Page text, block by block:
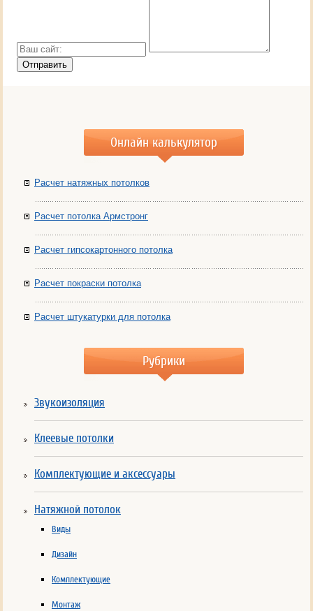
Онлайн калькулятор
Расчет натяжных потолков
Расчет потолка Армстронг
Расчет гипсокартонного потолка
Расчет покраски потолка
Расчет штукатурки для потолка
Рубрики
Звукоизоляция
Клеевые потолки
Комплектующие и аксессуары
Натяжной потолок
Виды
Дизайн
Комплектующие
Монтаж